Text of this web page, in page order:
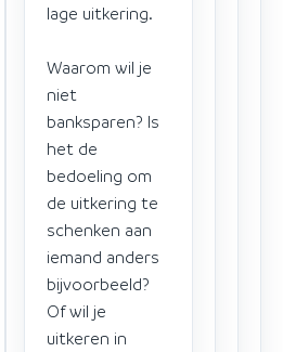
lage uitkering.
Waarom wil je
niet
banksparen? Is
het de
bedoeling om
de uitkering te
schenken aan
iemand anders
bijvoorbeeld?
Of wil je
uitkeren in